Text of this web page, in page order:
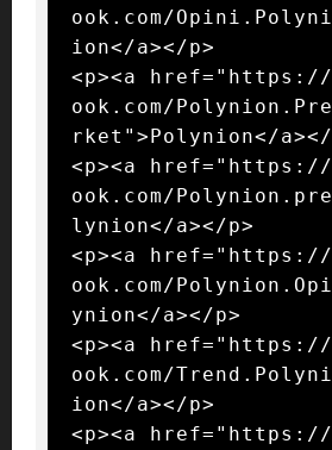
ook.com/
ion</a></p>
<p><a href="https://
ook.com/
rket">Polynion</a></
<p><a href="https://
ook.com/
lynion</a></p>
<p><a href="https://
ook.com/
ynion</a></p>
<p><a href="https://
ook.com/
ion</a></p>
<p><a href="https://